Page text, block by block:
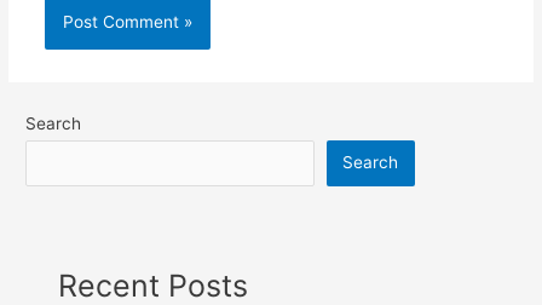
Search
Search
Recent Posts